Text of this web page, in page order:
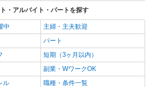
・アルバイト・パートを探す
中
主婦・主夫歓迎
パート
短期（3ヶ月以内）
副業・WワークOK
ル
職種・条件一覧